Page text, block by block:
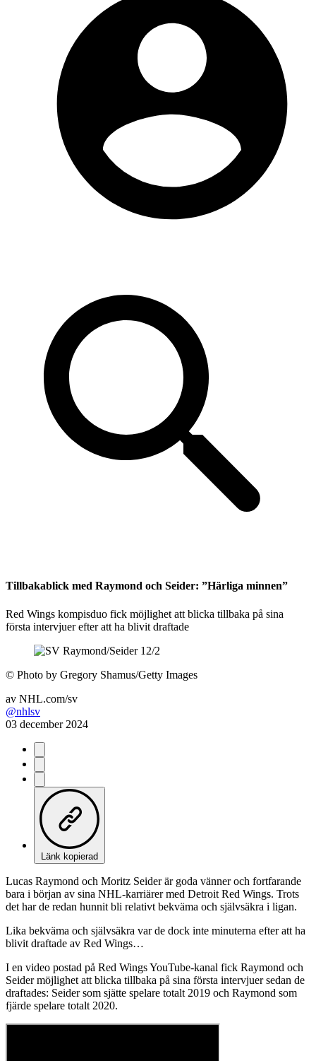
Tillbakablick med Raymond och Seider: ”Härliga minnen”
Red Wings kompisduo fick möjlighet att blicka tillbaka på sina
första intervjuer efter att ha blivit draftade
© Photo by Gregory Shamus/Getty Images
av NHL.com/sv
@nhlsv
03 december 2024
Länk kopierad
Lucas Raymond och Moritz Seider är goda vänner och fortfarande
bara i början av sina NHL-karriärer med Detroit Red Wings. Trots
det har de redan hunnit bli relativt bekväma och självsäkra i ligan.
Lika bekväma och självsäkra var de dock inte minuterna efter att ha
blivit draftade av Red Wings…
I en video postad på Red Wings YouTube-kanal fick Raymond och
Seider möjlighet att blicka tillbaka på sina första intervjuer sedan de
draftades: Seider som sjätte spelare totalt 2019 och Raymond som
fjärde spelare totalt 2020.